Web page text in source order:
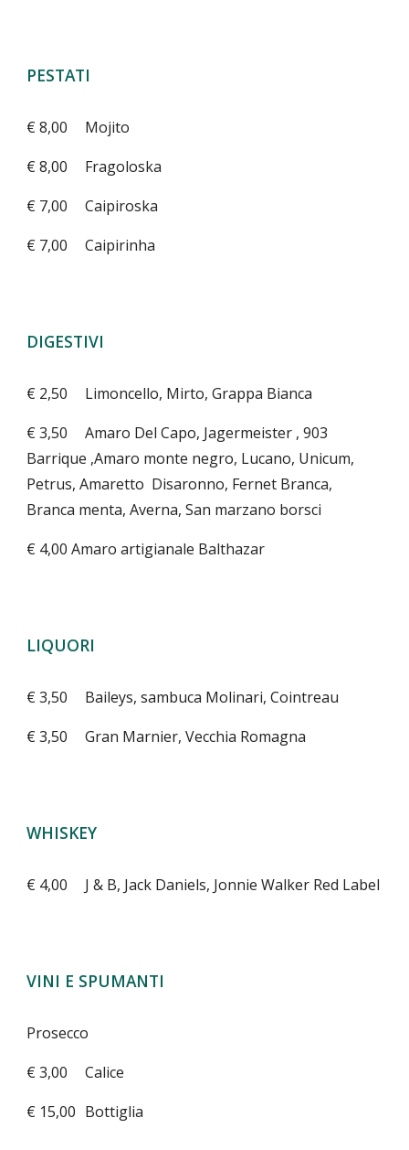
PESTATI
€ 8,00
Mojito
€ 8,00
Fragoloska
€ 7,00
Caipiroska
€ 7,00
Caipirinha
DIGESTIVI
€ 2,50
Limoncello, Mirto, Grappa Bianca
€ 3,50
Amaro Del Capo, Jagermeister , 903
Barrique ,Amaro monte negro, Lucano, Unicum,
Petrus, Amaretto Disaronno, Fernet Branca,
Branca menta, Averna, San marzano borsci
€ 4,00 Amaro artigianale Balthazar
LIQUORI
€ 3,50
Baileys, sambuca Molinari, Cointreau
€ 3,50
Gran Marnier, Vecchia Romagna
WHISKEY
€ 4,00 J & B, Jack Daniels, Jonnie Walker Red Label
VINI E SPUMANTI
Prosecco
€ 3,00
Calice
€ 15,00 Bottiglia